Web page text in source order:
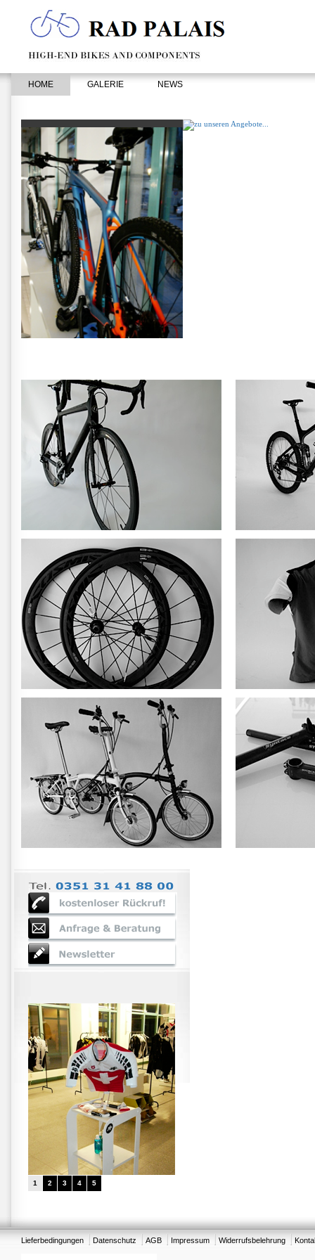
HOME GALERIE NEWS
1 2 3 4 5
Lieferbedingungen Datenschutz AGB Impressum Widerrufsbelehrung